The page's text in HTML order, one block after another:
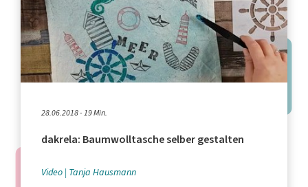
28.06.2018 - 19 Min.
dakrela: Baumwolltasche selber gestalten
Video Tanja Hausmann